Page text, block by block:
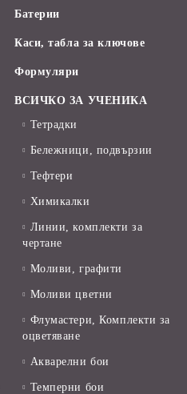
Батерии
Каси, табла за ключове
Формуляри
ВСИЧКО ЗА УЧЕНИКА
Тетрадки
Бележници, подвързии
Тефтери
Химикалки
Линии, комплекти за
чертане
Моливи, графити
Моливи цветни
Флумастери, Комплекти за
оцветяване
Акварелни бои
Темперни бои